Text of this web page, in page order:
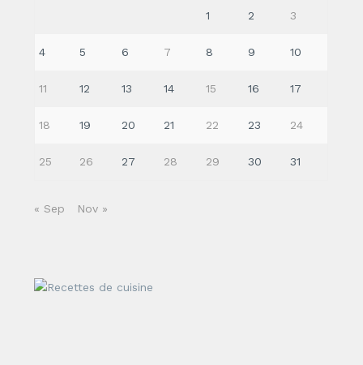
1 2 3
4 5 6 7 8 9 10
11 12 13 14 15 16 17
18 19 20 21 22 23 24
25 26 27 28 29 30 31
« Sep Nov »